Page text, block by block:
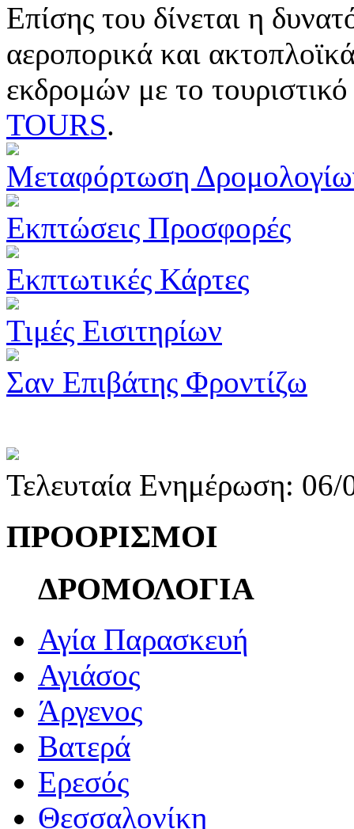
Επίσης του δίνεται η
αεροπορικά και
εκδρομών με το
TOURS.
Μεταφόρτωση
Εκπτώσεις Προσφορές
Εκπτωτικές Κάρτες
Τιμές Εισιτηρίων
Σαν Επιβάτης Φροντίζω
Τελευταία Ενημέρωση:
ΠΡΟΟΡΙΣΜΟΙ
ΔΡΟΜΟΛΟΓΙΑ
Αγία Παρασκευή
Αγιάσος
Άργενος
Βατερά
Ερεσός
Θεσσαλονίκη